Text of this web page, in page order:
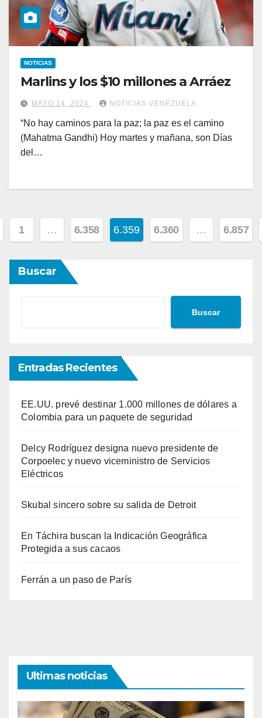
NOTICIAS
Marlins y los $10 millones a Arráez
MAYO 14, 2024 NOTICIAS VENEZUELA
“No hay caminos para la paz; la paz es el camino
(Mahatma Gandhi) Hoy martes y mañana, son Días
del…
1 … 6.358 6.359 6.360 … 6.857
Buscar
Buscar
Entradas Recientes
EE.UU. prevé destinar 1.000 millones de dólares a
Colombia para un paquete de seguridad
Delcy Rodríguez designa nuevo presidente de
Corpoelec y nuevo viceministro de Servicios
Eléctricos
Skubal sincero sobre su salida de Detroit
En Táchira buscan la Indicación Geográfica
Protegida a sus cacaos
Ferrán a un paso de París
Ultimas noticias